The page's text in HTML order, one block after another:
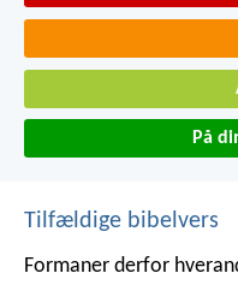
På
Tilfældige bibelvers
Formaner derfor